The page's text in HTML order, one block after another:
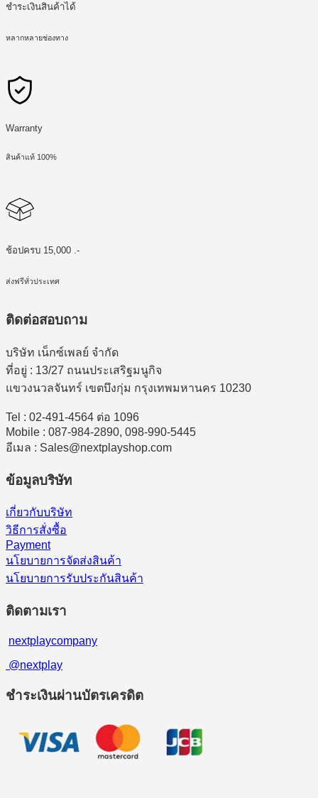
ชำระเงินสินค้าได้
หลากหลายช่องทาง
Warranty
สินค้าแท้ 100%
ช้อปครบ 15,000 .-
ส่งฟรีทั่วประเทศ
ติดต่อสอบถาม
บริษัท เน็กซ์เพลย์ จำกัด
ที่อยู่ : 13/27 ถนนประเสริฐมนูกิจ
แขวงนวลจันทร์ เขตบึงกุ่ม กรุงเทพมหานคร 10230
Tel : 02-491-4564 ต่อ 1096
Mobile : 087-984-2890, 098-990-5445
อีเมล : Sales@nextplayshop.com
ข้อมูลบริษัท
เกี่ยวกับบริษัท
วิธีการสั่งซื้อ
Payment
นโยบายการจัดส่งสินค้า
นโยบายการรับประกันสินค้า
ติดตามเรา
nextplaycompany
@nextplay
ชำระเงินผ่านบัตรเครดิต